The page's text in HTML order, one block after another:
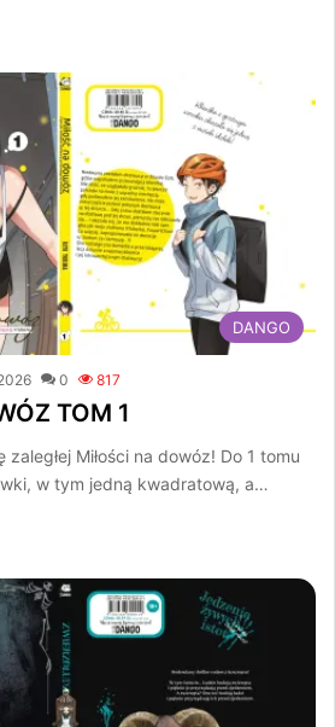
DANGO
0 817
TOM 1
zaległej Miłości na dowóz! Do 1 tomu
w tym jedną kwadratową, a…